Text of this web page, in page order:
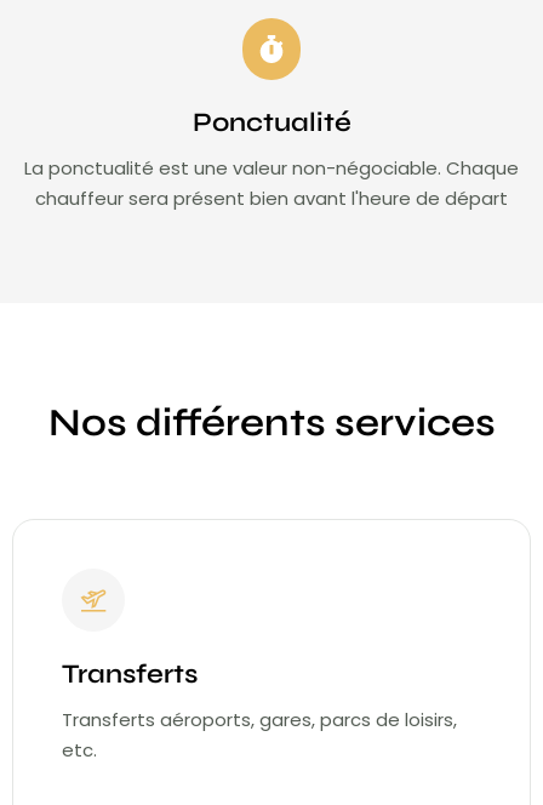
Ponctualité
La ponctualité est une valeur non-négociable. Chaque
chauffeur sera présent bien avant l'heure de départ
Nos différents services
Transferts
Transferts aéroports, gares, parcs de loisirs,
etc.